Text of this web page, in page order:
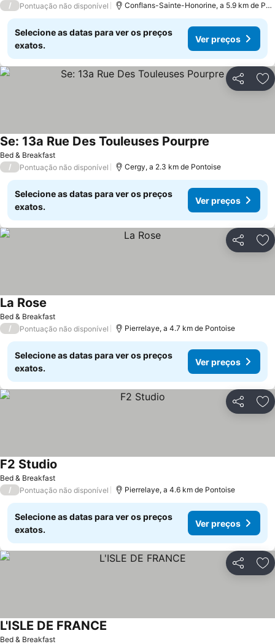
/ Pontuação não disponível Conflans-Sainte-Honorine, a 5.9 km de Pontoise
Selecione as datas para ver os preços
exatos.
Ver preços
Partilhar
Bed & Breakfast
Se: 13a Rue Des Touleuses Pourpre
/ Pontuação não disponível Cergy, a 2.3 km de Pontoise
Selecione as datas para ver os preços
exatos.
Ver preços
Partilhar
Bed & Breakfast
La Rose
/ Pontuação não disponível Pierrelaye, a 4.7 km de Pontoise
Selecione as datas para ver os preços
exatos.
Ver preços
Partilhar
Bed & Breakfast
F2 Studio
/ Pontuação não disponível Pierrelaye, a 4.6 km de Pontoise
Selecione as datas para ver os preços
exatos.
Ver preços
Partilhar
Bed & Breakfast
L'ISLE DE FRANCE